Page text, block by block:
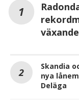
Skandia
nya
Deläga